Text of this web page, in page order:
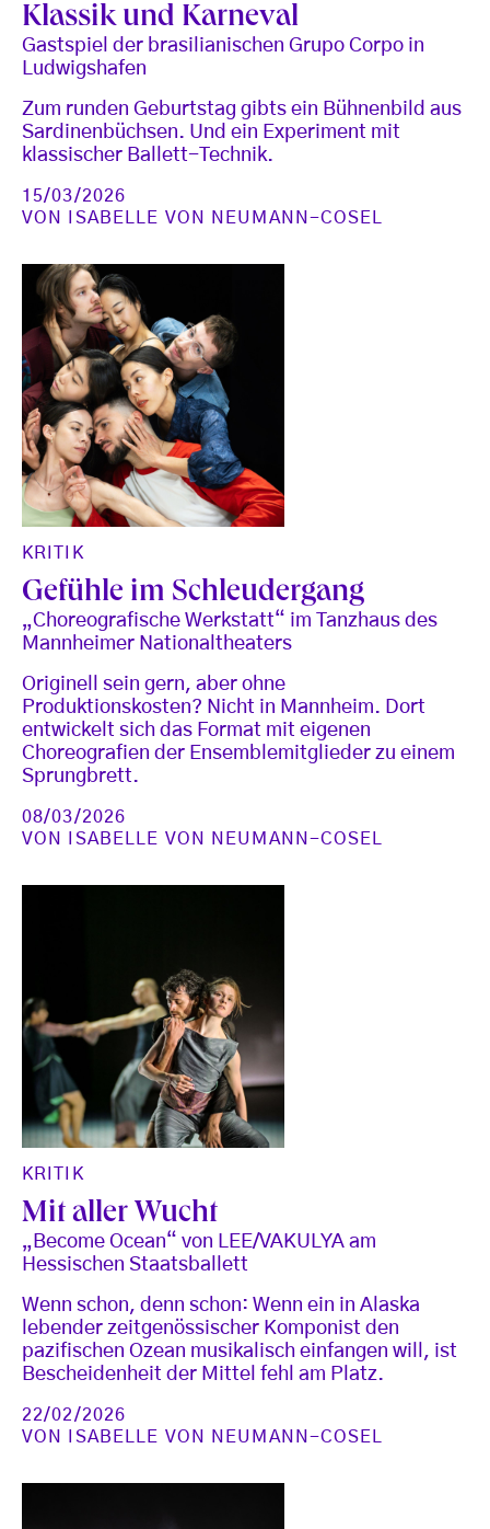
Klassik und Karneval
Gastspiel der brasilianischen Grupo Corpo in
Ludwigshafen
Zum runden Geburtstag gibts ein Bühnenbild aus
Sardinenbüchsen. Und ein Experiment mit
klassischer Ballett-Technik.
15/03/2026
VON
ISABELLE VON NEUMANN-COSEL
KRITIK
Gefühle im Schleudergang
„Choreografische Werkstatt“ im Tanzhaus des
Mannheimer Nationaltheaters
Originell sein gern, aber ohne
Produktionskosten? Nicht in Mannheim. Dort
entwickelt sich das Format mit eigenen
Choreografien der Ensemblemitglieder zu einem
Sprungbrett.
08/03/2026
VON
ISABELLE VON NEUMANN-COSEL
KRITIK
Mit aller Wucht
„Become Ocean“ von LEE/VAKULYA am
Hessischen Staatsballett
Wenn schon, denn schon: Wenn ein in Alaska
lebender zeitgenössischer Komponist den
pazifischen Ozean musikalisch einfangen will, ist
Bescheidenheit der Mittel fehl am Platz.
22/02/2026
VON
ISABELLE VON NEUMANN-COSEL